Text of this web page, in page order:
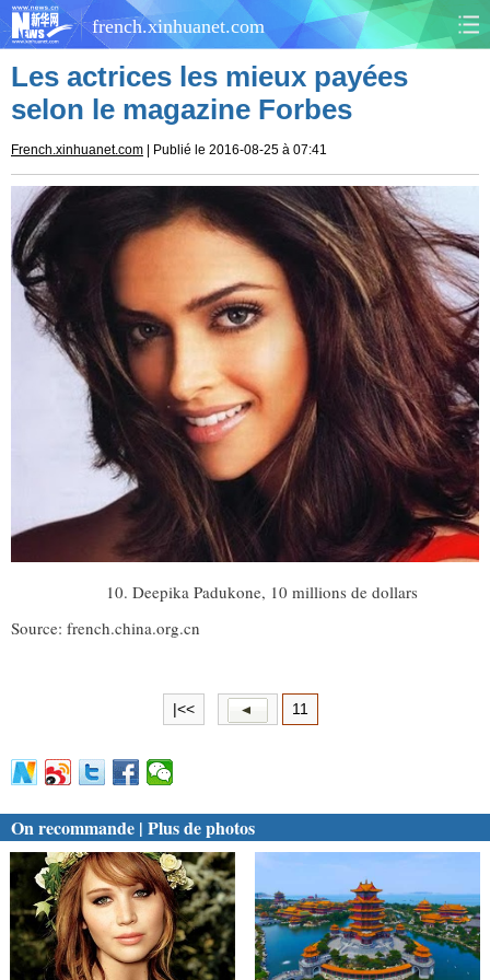
french.xinhuanet.com
CHINE MONDE
CULTURE SOCIÉTÉ
SANTÉ SPORTS
SCI&TECH PLANÈTE
TOURISME DOCUMENTS
DOSSIERS PHOTOS
VIDÉOS
Les actrices les mieux payées
selon le magazine Forbes
French.xinhuanet.com | Publié le 2016-08-25 à 07:41
10. Deepika Padukone, 10 millions de dollars
Source: french.china.org.cn
|<< 11
On recommande | Plus de photos